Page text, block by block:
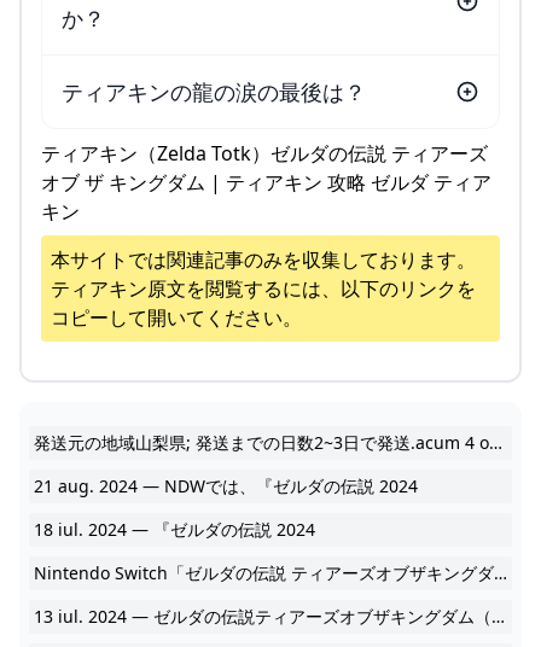
か？
ティアキンの龍の涙の最後は？
ティアキン（Zelda Totk）ゼルダの伝説 ティアーズ
オブ ザ キングダム | ティアキン 攻略 ゼルダ ティア
キン
本サイトでは関連記事のみを収集しております。
ティアキン原文を閲覧するには、以下のリンクを
コピーして開いてください。
発送元の地域山梨県; 発送までの日数2~3日で発送.acum 4 ore — 2024
21 aug. 2024 — NDWでは、『ゼルダの伝説 2024
18 iul. 2024 — 『ゼルダの伝説 2024
Nintendo Switch「ゼルダの伝説 ティアーズオブザキングダム」の攻略サイトです。ゼルダの伝説 ブレスオブザワイルドの続編となる本作を攻略大百科が徹底攻略します。前作の続きとあって、とびとびで見ていた私には理解半分でしたが、今回はかなーーり楽に攻略出来た！と行ってました。 そして前作同様、大作やー！やっぱりゼルダいいわー 2024
13 iul. 2024 — ゼルダの伝説ティアーズオブザキングダム（ティアキン/totk）の魂の 2024